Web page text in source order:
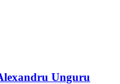
Unguru